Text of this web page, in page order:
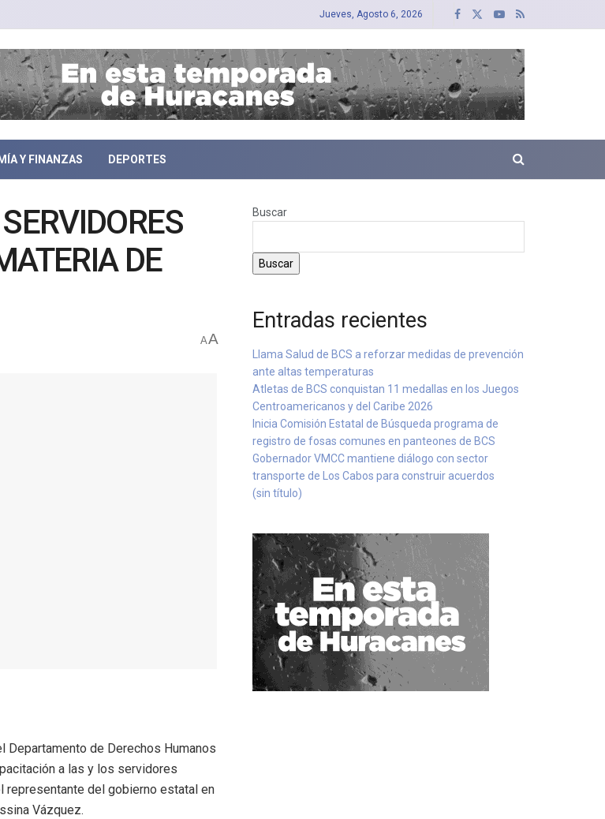
Jueves, Agosto 6, 2026
Y FINANZAS DEPORTES
DE
AA
Departamento de Derechos Humanos
a las y los servidores
representante del gobierno estatal en
Vázquez.
Buscar
Buscar
Entradas recientes
Llama Salud de BCS a reforzar medidas de prevención
ante altas temperaturas
Atletas de BCS conquistan 11 medallas en los Juegos
Centroamericanos y del Caribe 2026
Inicia Comisión Estatal de Búsqueda programa de
registro de fosas comunes en panteones de BCS
Gobernador VMCC mantiene diálogo con sector
transporte de Los Cabos para construir acuerdos
(sin título)